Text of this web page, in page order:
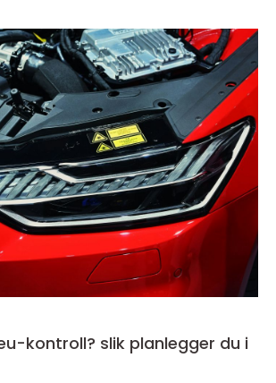
kontroll? slik planlegger du i